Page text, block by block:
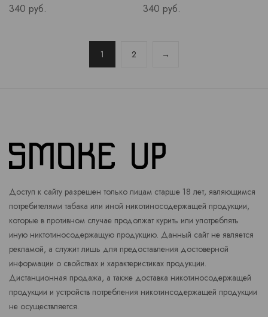
Price
340 руб. Price
340 руб.
1 2 →
Доступ к сайту разрешен только лицам старше 18 лет, являющимся
потребителями табака или иной никотиносодержащей продукции,
которые в противном случае продолжат курить или употреблять
иную никтотиносодержащую продукцию. Данный сайт не является
рекламой, а служит лишь для предоставления достоверной
информации о свойствах и характеристиках продукции.
Дистанционная продажа, а также доставка никотиносодержащей
продукции и устройств потребления никотинсодержащей продукции
не осуществляется.